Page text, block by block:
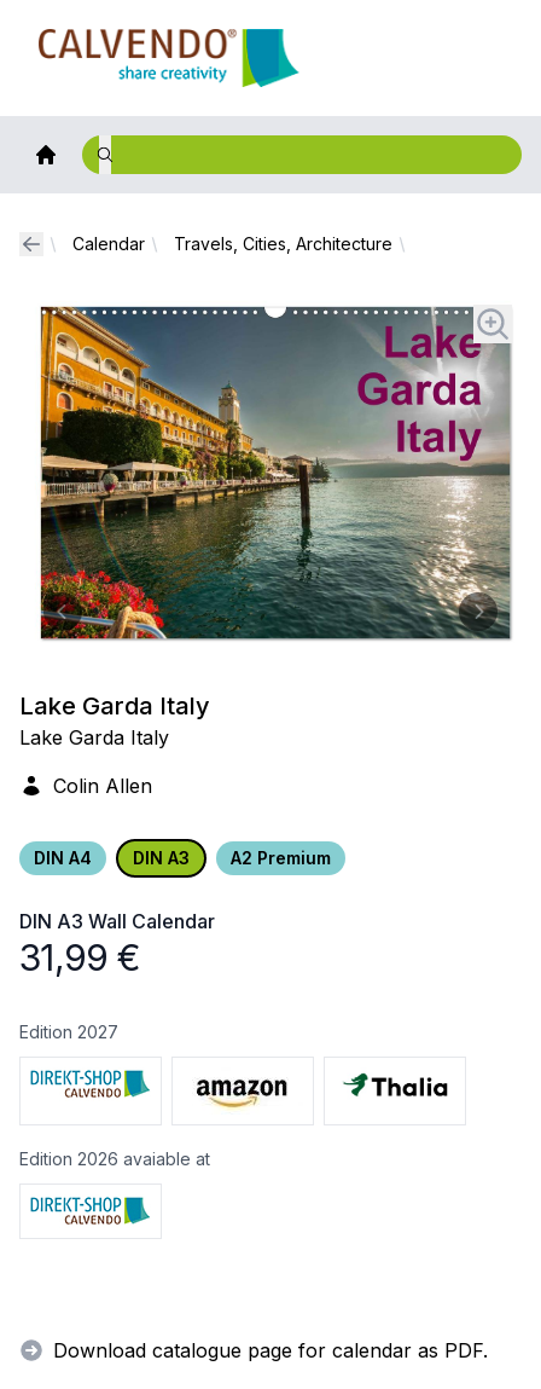
Calvendo
Calendar Travels, Cities, Architecture
Lake Garda Italy
Lake Garda Italy
Colin Allen
DIN A4 DIN A3 A2 Premium
DIN A3 Wall Calendar
31,99 €
Edition 2027
Edition 2026 avaiable at
Download catalogue page for calendar as PDF.